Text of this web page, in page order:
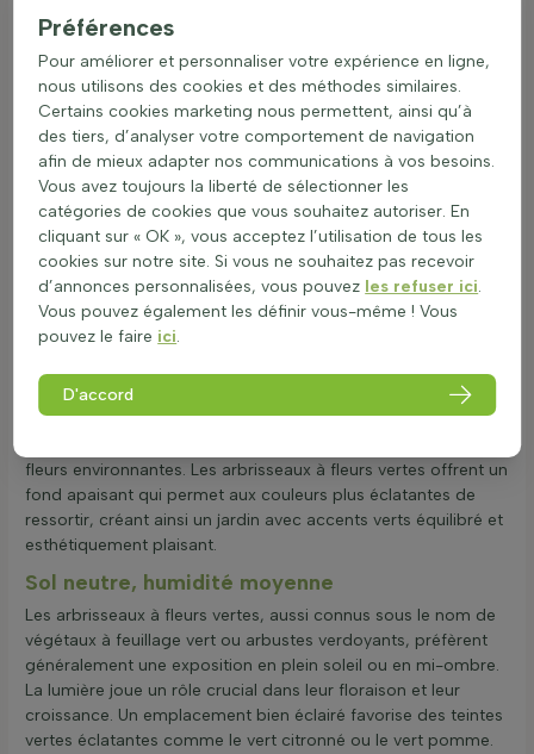
idéal pour ceux qui souhaitent un jardin harmonieux et
Associer avec fleurs vives pour équilibre visuel
Les arbrisseaux à fleurs vertes, également connus sous le
nom de plantes arbustives feuillage vert, peuvent être
magnifiquement combinés avec d'autres types de plantes
pour créer un jardin harmonieux. Par exemple, associer ces
arbustes verts florifères avec des plantes vivaces aux fleurs
vives comme les échinacées ou les rudbeckias peut apporter
un équilibre visuel intéressant. Les arbrisseaux feuillus se
marient bien avec des graminées ornementales, ajoutant
texture et mouvement aux massifs fleuris verts. Une
combinaison attrayante pourrait inclure des arbustes verts
pour jardins naturels avec des plantes aux teintes vertes
variées, comme le vert citronné ou le vert mousse. Ces
nuances apportent une floraison discrète pour massifs
fleurs environnantes. Les arbrisseaux à fleurs vertes offrent un
fond apaisant qui permet aux couleurs plus éclatantes de
ressortir, créant ainsi un jardin avec accents verts équilibré et
esthétiquement plaisant.
Sol neutre, humidité moyenne
Les arbrisseaux à fleurs vertes, aussi connus sous le nom de
végétaux à feuillage vert ou arbustes verdoyants, préfèrent
généralement une exposition en plein soleil ou en mi-ombre.
La lumière joue un rôle crucial dans leur floraison et leur
croissance. Un emplacement bien éclairé favorise des teintes
vertes éclatantes comme le vert citronné ou le vert pomme.
Préférences
Pour améliorer et personnaliser votre expérience en ligne,
nous utilisons des cookies et des méthodes similaires.
Certains cookies marketing nous permettent, ainsi qu’à
des tiers, d’analyser votre comportement de navigation
afin de mieux adapter nos communications à vos besoins.
Vous avez toujours la liberté de sélectionner les
catégories de cookies que vous souhaitez autoriser. En
cliquant sur « OK », vous acceptez l’utilisation de tous les
cookies sur notre site. Si vous ne souhaitez pas recevoir
d’annonces personnalisées, vous pouvez les refuser ici.
Vous pouvez également les définir vous-même ! Vous
pouvez le faire ici.
D'accord